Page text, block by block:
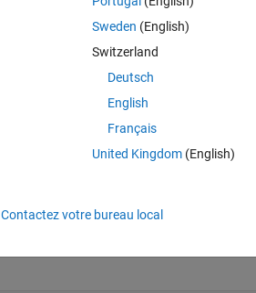
Sweden (English)
Switzerland
Deutsch
English
Français
United Kingdom(English)
Contactez votre bureau local